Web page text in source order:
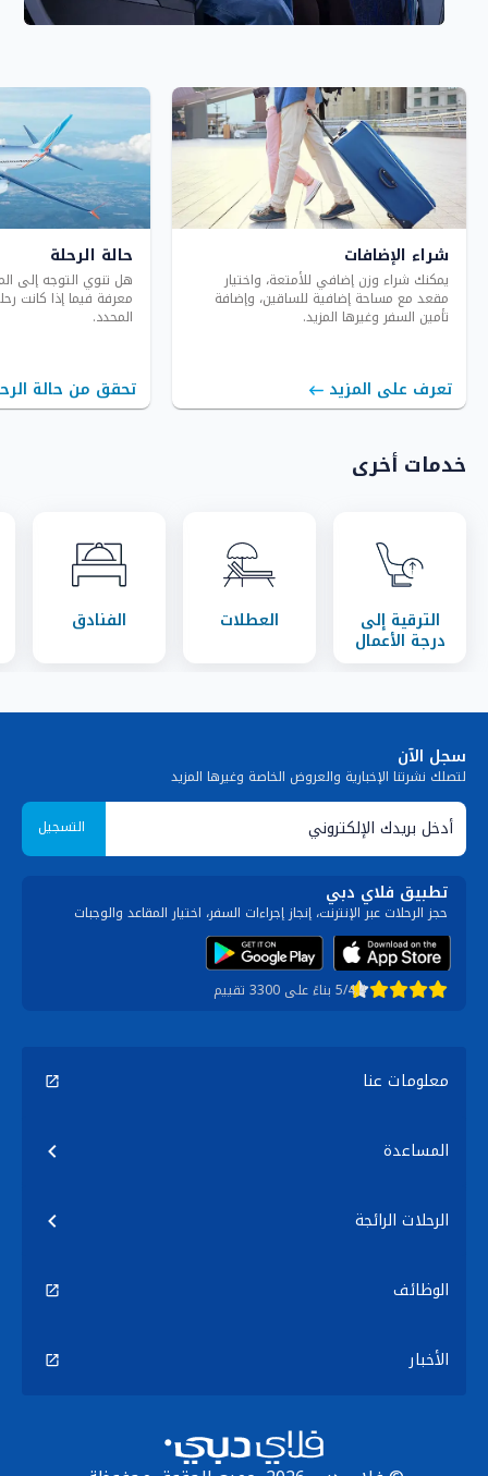
شراء الإضافات
يمكنك شراء وزن إضافي للأمتعة، واختيار
مقعد مع مساحة إضافية للساقين، وإضافة
تأمين السفر وغيرها المزيد.
تعرف على المزيد
حالة الرحلة
هل تنوي التوجه إلى
معرفة فيما إذا كانت
المحدد.
تحقق من حالة
خدمات أخرى
الترقية إلى
درجة الأعمال
العطلات الفنادق
سجل الآن
لتصلك نشرتنا الإخبارية والعروض الخاصة وغيرها المزيد
التسجيل
تطبيق فلاي دبي
حجز الرحلات عبر الإنترنت، إنجاز إجراءات السفر، اختيار المقاعد والوجبات
5/4.4 بناءً على 3300 تقييم
معلومات عنا
المساعدة
الرحلات الرائجة
الوظائف
الأخبار